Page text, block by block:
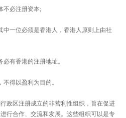
不必注册资本;
中一位必须是香港人，香港人原则上由社
有香港的注册地址。
得以盈利为目的。
政区注册成立的非营利性组织，旨在促进
行合作、交流和发展。这些组织可以是专